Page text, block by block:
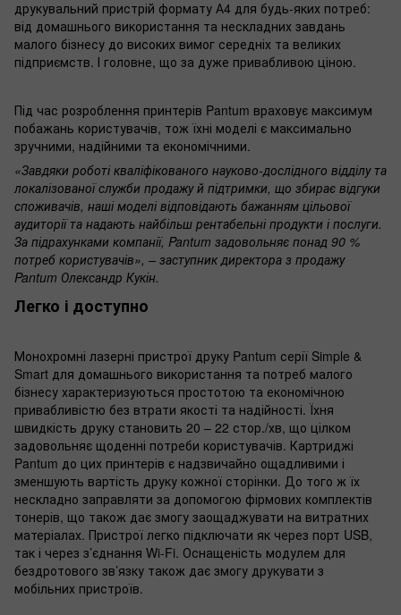
друкувальний пристрій формату А4 для будь-яких потреб:
від домашнього використання та нескладних завдань
малого бізнесу до високих вимог середніх та великих
підприємств. І головне, що за дуже привабливою ціною.
Під час розроблення принтерів Pantum враховує максимум
побажань користувачів, тож їхні моделі є максимально
зручними, надійними та економічними.
«Завдяки роботі кваліфікованого науково-дослідного відділу та
локалізованої служби продажу й підтримки, що збирає відгуки
споживачів, наші моделі відповідають бажанням цільової
аудиторії та надають найбільш рентабельні продукти і послуги.
За підрахунками компанії, Pantum задовольняє понад 90 %
потреб користувачів», – заступник директора з продажу
Pantum Олександр Кукін.
Легко і доступно
Монохромні лазерні пристрої друку Pantum серії Simple &
Smart для домашнього викори­стання та потреб малого
бізнесу характеризуються простотою та економічною
привабливістю без втрати якості та надійності. Їхня
швидкість друку становить 20 – 22 стор./хв, що цілком
задовольняє щоденні потреби користувачів. Картриджі
Pantum до цих принтерів є надзвичайно ощадливими і
зменшують вартість друку кожної сторінки. До того ж їх
нескладно заправляти за допомогою фірмових комплектів
тонерів, що також дає змогу заощаджувати на витратних
матеріалах. Пристрої легко підключати як через порт USB,
так і через з’єднання Wi-Fi. Оснащеність модулем для
бездротового зв’язку також дає змогу друкувати з
мобільних пристроїв.